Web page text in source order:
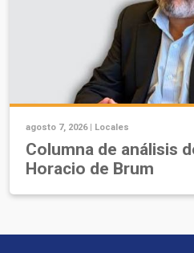
agosto 7, 2026 | Locales
Columna de análisis
Horacio de Brum